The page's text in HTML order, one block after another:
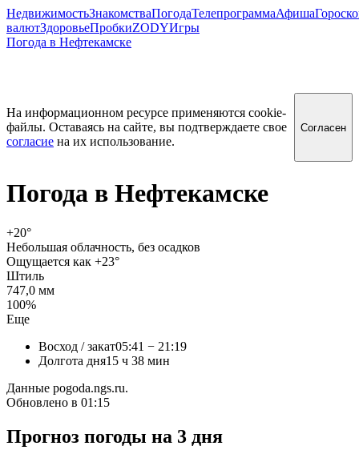
НедвижимостьЗнакомстваПогодаТелепрограммаАфиша
валютЗдоровьеПробкиZODYИгры
Погода в Нефтекамске
На информационном ресурсе применяются cookie-
файлы. Оставаясь на сайте, вы подтверждаете свое
согласие на их использование.
Согласен
Погода в Нефтекамске
+20°
Небольшая облачность, без осадков
Ощущается как +23°
Штиль
747,0 мм
100%
Еще
Восход / закат05:41 − 21:19
Долгота дня15 ч 38 мин
Данные pogoda.ngs.ru.
Обновлено в 01:15
Прогноз погоды на 3 дня